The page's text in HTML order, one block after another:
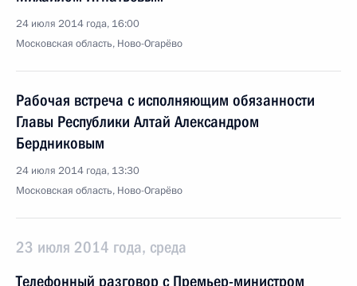
24 июля 2014 года, 16:00
Московская область, Ново-Огарёво
Рабочая встреча с исполняющим обязанности
Главы Республики Алтай Александром
Бердниковым
24 июля 2014 года, 13:30
Московская область, Ново-Огарёво
23 июля 2014 года, среда
Телефонный разговор с Премьер-министром